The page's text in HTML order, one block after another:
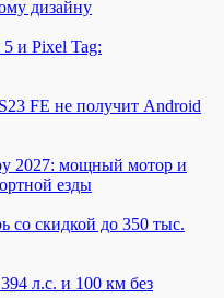
дизайну
и Pixel Tag:
FE не получит Android
2027: мощный мотор и
езды
со скидкой до 350 тыс.
л.с. и 100 км без